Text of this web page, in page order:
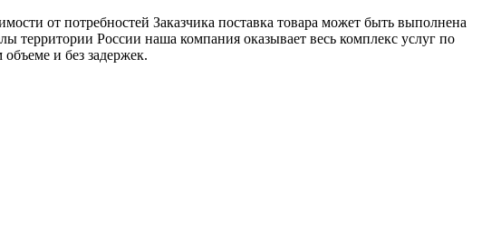
от потребностей Заказчика поставка товара может быть выполнена
территории России наша компания оказывает весь комплекс услуг по
и без задержек.